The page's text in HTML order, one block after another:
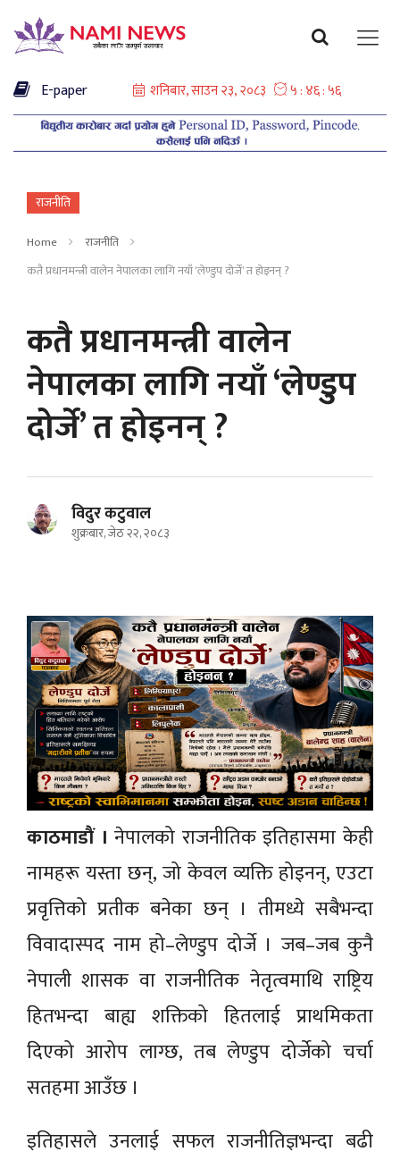
E-paper
राजनीति
Home
राजनीति
कतै प्रधानमन्त्री वालेन नेपालका लागि नयाँ ‘लेण्डुप दोर्जे’ त होइनन् ?
कतै प्रधानमन्त्री वालेन
नेपालका लागि नयाँ ‘लेण्डुप
दोर्जे’ त होइनन् ?
विदुर कटुवाल
शुक्रबार, जेठ २२, २०८३
काठमाडाैं ।नेपालको राजनीतिक इतिहासमा केही
नामहरू यस्ता छन्, जो केवल व्यक्ति होइनन्, एउटा
प्रवृत्तिको प्रतीक बनेका छन् । तीमध्ये सबैभन्दा
विवादास्पद नाम हो–लेण्डुप दोर्जे । जब–जब कुनै
नेपाली शासक वा राजनीतिक नेतृत्वमाथि राष्ट्रिय
हितभन्दा बाह्य शक्तिको हितलाई प्राथमिकता
दिएको आरोप लाग्छ, तब लेण्डुप दोर्जेको चर्चा
सतहमा आउँछ ।
इतिहासले उनलाई सफल राजनीतिज्ञभन्दा बढी